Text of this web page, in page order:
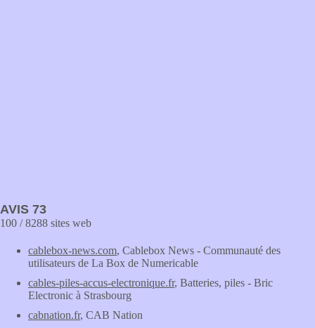
AVIS 73
100 / 8288 sites web
cablebox-news.com, Cablebox News - Communauté des
utilisateurs de La Box de Numericable
cables-piles-accus-electronique.fr, Batteries, piles - Bric
Electronic à Strasbourg
cabnation.fr, CAB Nation